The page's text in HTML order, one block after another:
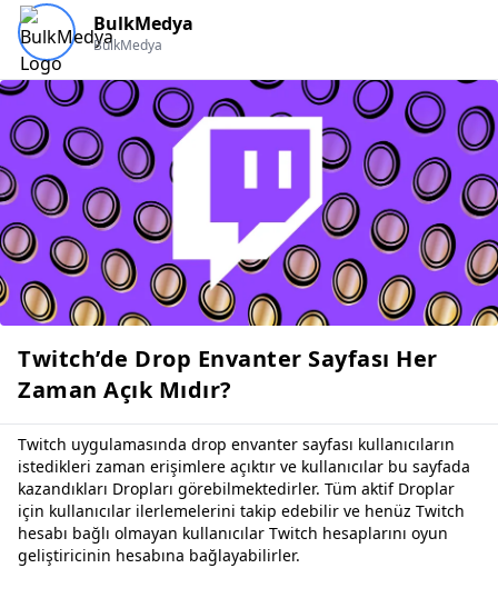
BulkMedya
BulkMedya
Twitch’de Drop Envanter Sayfası Her
Zaman Açık Mıdır?
Twitch uygulamasında drop envanter sayfası kullanıcıların
istedikleri zaman erişimlere açıktır ve kullanıcılar bu sayfada
kazandıkları Dropları görebilmektedirler. Tüm aktif Droplar
için kullanıcılar ilerlemelerini takip edebilir ve henüz Twitch
hesabı bağlı olmayan kullanıcılar Twitch hesaplarını oyun
geliştiricinin hesabına bağlayabilirler.